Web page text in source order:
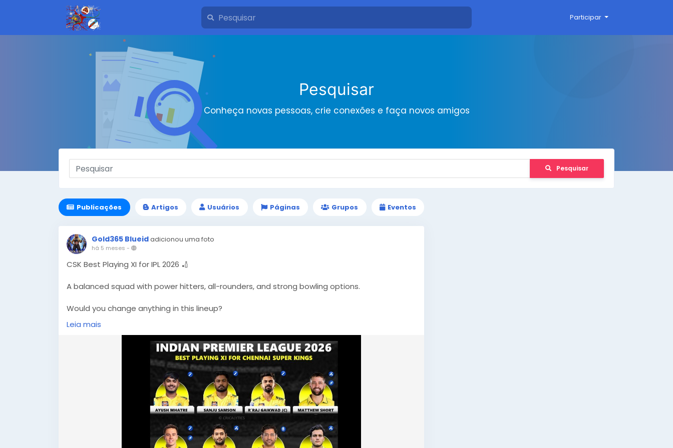
Participar
Pesquisar
Conheça novas pessoas, crie conexões e faça novos amigos
Pesquisar
Publicações Artigos Usuários Páginas Grupos Eventos
Gold365 Blueidadicionou uma foto
há 5 meses -
CSK Best Playing XI for IPL 2026 🏏
A balanced squad with power hitters, all-rounders, and strong bowling options.
Would you change anything in this lineup?
More updates 👉
#PlayingXI #CricketFans#MSDhoni#Gold365#IPL
Leia mais